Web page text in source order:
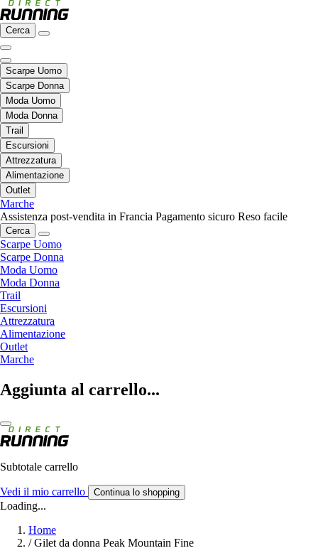
Cerca
Scarpe Uomo
Scarpe Donna
Moda Uomo
Moda Donna
Trail
Escursioni
Attrezzatura
Alimentazione
Outlet
Marche
Assistenza post-vendita in Francia Pagamento sicuro Reso facile
Cerca
Scarpe Uomo
Scarpe Donna
Moda Uomo
Moda Donna
Trail
Escursioni
Attrezzatura
Alimentazione
Outlet
Marche
Aggiunta al carrello...
Subtotale carrello
Vedi il mio carrello Continua lo shopping
Loading...
Home
/ Gilet da donna Peak Mountain Fine